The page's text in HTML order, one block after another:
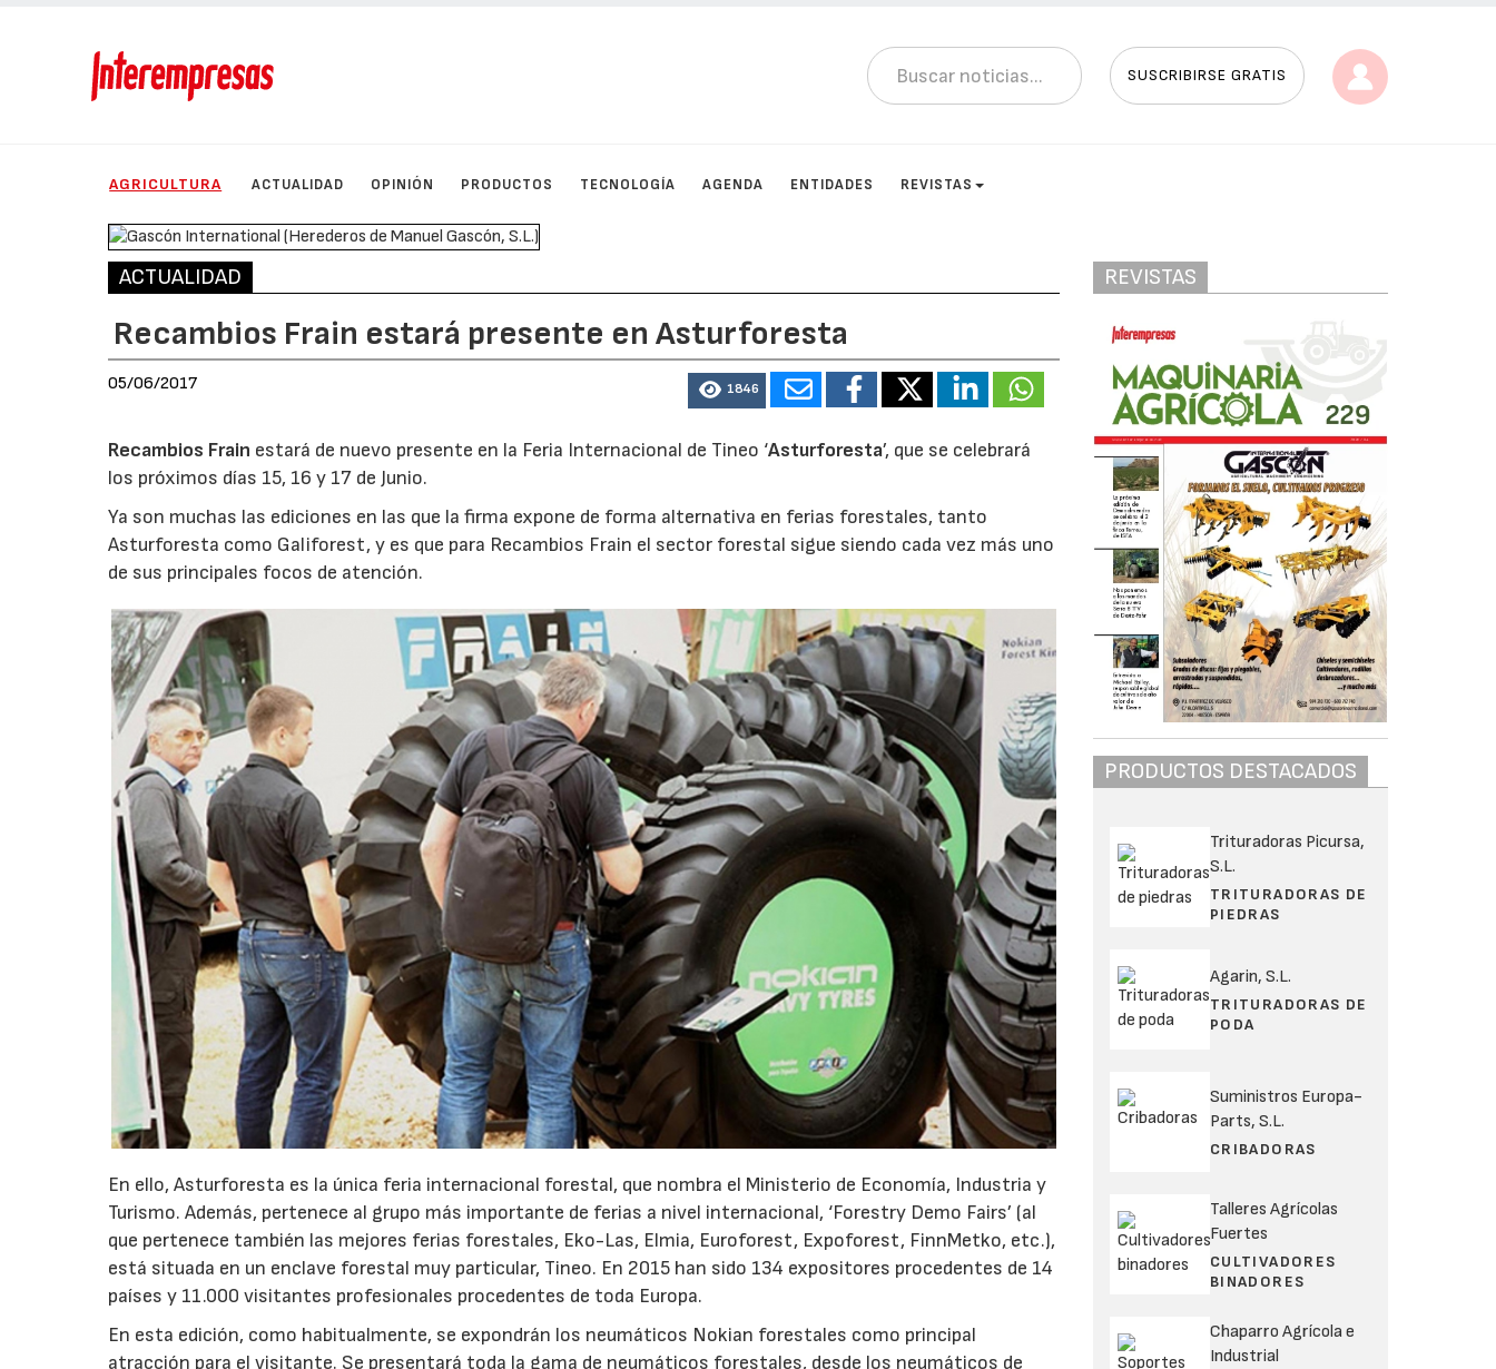
SUSCRIBIRSE GRATIS
AGRICULTURA ACTUALIDAD OPINIÓN PRODUCTOS TECNOLOGÍA AGENDA ENTIDADES REVISTAS
ACTUALIDAD
Recambios Frain estará presente en Asturforesta
05/06/2017 1846
Recambios Frain estará de nuevo presente en la Feria Internacional de Tineo ‘Asturforesta’, que se celebrará
los próximos días 15, 16 y 17 de Junio.
Ya son muchas las ediciones en las que la firma expone de forma alternativa en ferias forestales, tanto
Asturforesta como Galiforest, y es que para Recambios Frain el sector forestal sigue siendo cada vez más uno
de sus principales focos de atención.
En ello, Asturforesta es la única feria internacional forestal, que nombra el Ministerio de Economía, Industria y
Turismo. Además, pertenece al grupo más importante de ferias a nivel internacional, ‘Forestry Demo Fairs’ (al
que pertenece también las mejores ferias forestales, Eko-Las, Elmia, Euroforest, Expoforest, FinnMetko, etc.),
está situada en un enclave forestal muy particular, Tineo. En 2015 han sido 134 expositores procedentes de 14
países y 11.000 visitantes profesionales procedentes de toda Europa.
En esta edición, como habitualmente, se expondrán los neumáticos Nokian forestales como principal
atracción para el visitante. Se presentará toda la gama de neumáticos forestales, desde los neumáticos de
REVISTAS
PRODUCTOS DESTACADOS
Trituradoras Picursa,
S.L.
TRITURADORAS DE
PIEDRAS
Agarin, S.L.
TRITURADORAS DE
PODA
Suministros Europa-
Parts, S.L.
CRIBADORAS
Talleres Agrícolas
Fuertes
CULTIVADORES
BINADORES
Chaparro Agrícola e
Industrial